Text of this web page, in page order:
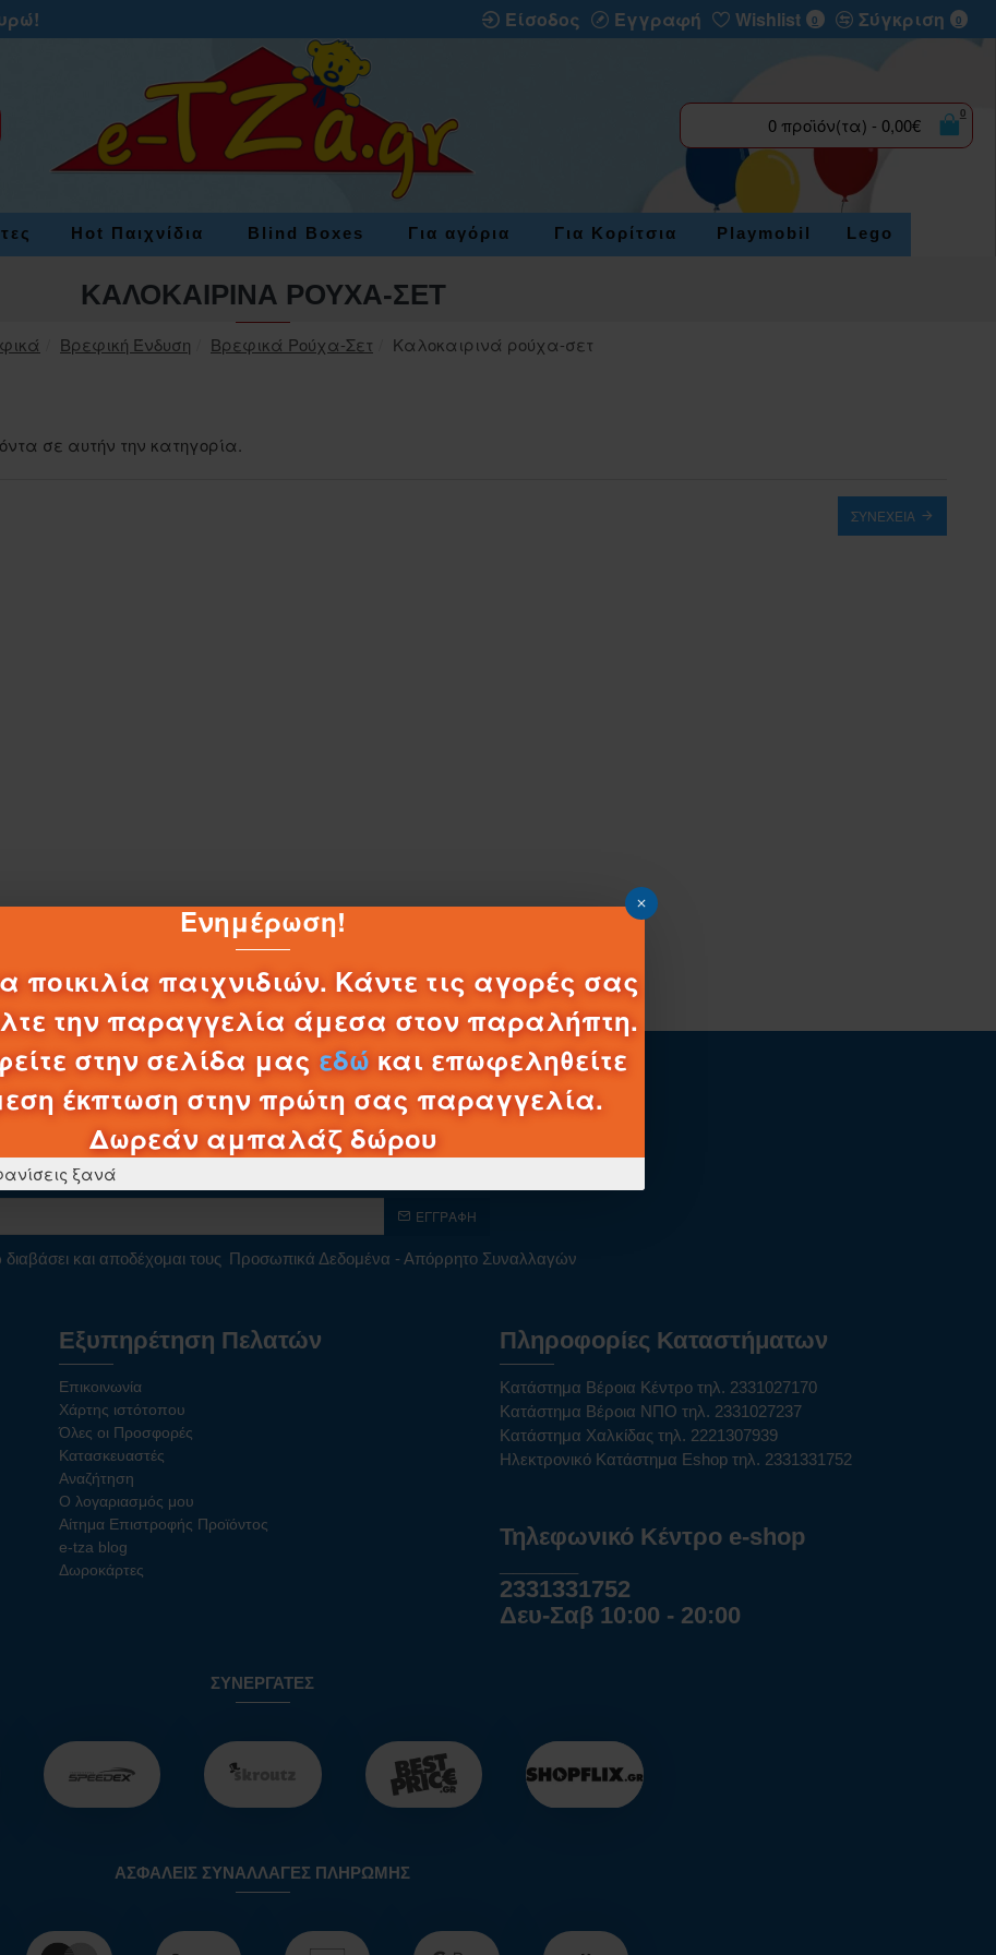
Ενημέρωση!
ποικιλία παιχνιδιών. Κάντε τις αγορές σας
την παραγγελία άμεσα στον παραλήπτη.
στην σελίδα μας εδώ και επωφεληθείτε
έκπτωση στην πρώτη σας παραγγελία.
Δωρεάν αμπαλάζ δώρου
ξανά
Είσοδος Εγγραφή Wishlist 0 Σύγκριση 0
0 προϊόν(τα) - 0,00€
0
Hot Παιχνίδια Blind Boxes Για αγόρια Για Κορίτσια Playmobil Lego
Βρεφική Ένδυση Βρεφικά Ρούχα-Σετ Καλοκαιρινά ρούχα-σετ
ΚΑΛΟΚΑΙΡΙΝΆ ΡΟΎΧΑ-ΣΕΤ
σε αυτήν την κατηγορία.
ΣΥΝΈΧΕΙΑ
ενημερωμένοι για νέα προϊόντα και απίθανες προσφορές
ΕΓΓΡΑΦΉ
και αποδέχομαι τους Προσωπικά Δεδομένα - Απόρρητο Συναλλαγών
Εξυπηρέτηση Πελατών
Επικοινωνία
Χάρτης ιστότοπου
Όλες οι Προσφορές
Κατασκευαστές
Αναζήτηση
Ο λογαριασμός μου
Αίτημα Επιστροφής Προϊόντος
e-tza blog
Δωροκάρτες
Πληροφορίες Καταστήματων
Κατάστημα Βέροια Κέντρο τηλ. 2331027170
Κατάστημα Βέροια ΝΠΟ τηλ. 2331027237
Κατάστημα Χαλκίδας τηλ. 2221307939
Ηλεκτρονικό Κατάστημα Eshop τηλ. 2331331752
Τηλεφωνικό Κέντρο e-shop
2331331752
Δευ-Σαβ 10:00 - 20:00
ΣΥΝΕΡΓΆΤΕΣ
ΑΣΦΑΛΕΊΣ ΣΥΝΑΛΛΑΓΈΣ ΠΛΗΡΩΜΉΣ